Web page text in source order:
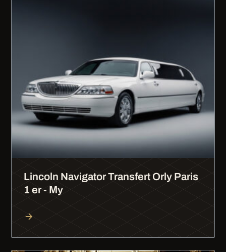
Lincoln Navigator Transfert Orly Paris
1 er - My